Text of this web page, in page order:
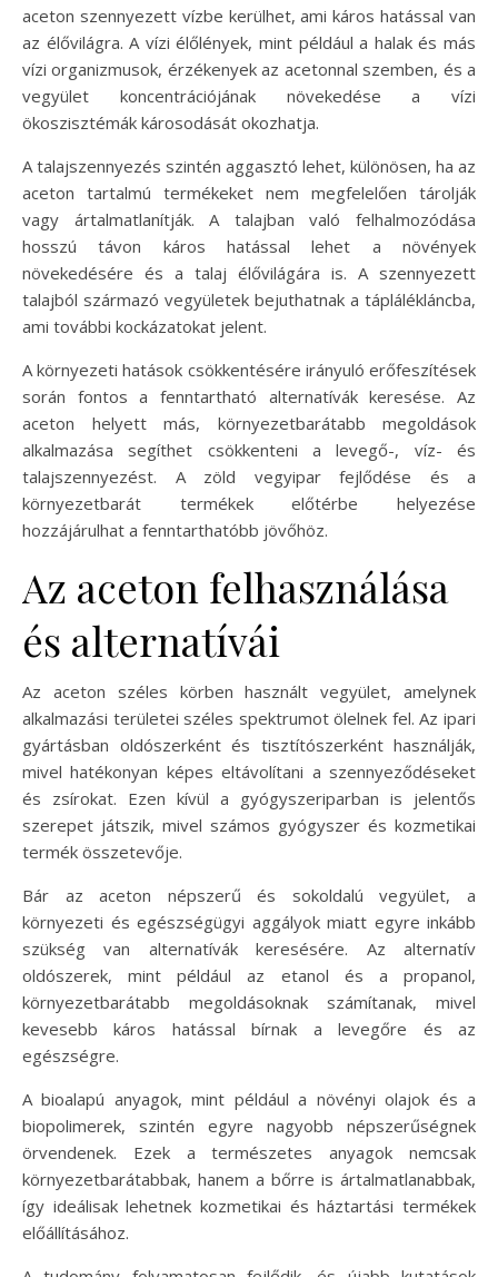
aceton szennyezett vízbe kerülhet, ami káros hatással van
az élővilágra. A vízi élőlények, mint például a halak és más
vízi organizmusok, érzékenyek az acetonnal szemben, és a
vegyület koncentrációjának növekedése a vízi
ökoszisztémák károsodását okozhatja.
A talajszennyezés szintén aggasztó lehet, különösen, ha az
aceton tartalmú termékeket nem megfelelően tárolják
vagy ártalmatlanítják. A talajban való felhalmozódása
hosszú távon káros hatással lehet a növények
növekedésére és a talaj élővilágára is. A szennyezett
talajból származó vegyületek bejuthatnak a táplálékláncba,
ami további kockázatokat jelent.
A környezeti hatások csökkentésére irányuló erőfeszítések
során fontos a fenntartható alternatívák keresése. Az
aceton helyett más, környezetbarátabb megoldások
alkalmazása segíthet csökkenteni a levegő-, víz- és
talajszennyezést. A zöld vegyipar fejlődése és a
környezetbarát termékek előtérbe helyezése
hozzájárulhat a fenntarthatóbb jövőhöz.
Az aceton felhasználása
és alternatívái
Az aceton széles körben használt vegyület, amelynek
alkalmazási területei széles spektrumot ölelnek fel. Az ipari
gyártásban oldószerként és tisztítószerként használják,
mivel hatékonyan képes eltávolítani a szennyeződéseket
és zsírokat. Ezen kívül a gyógyszeriparban is jelentős
szerepet játszik, mivel számos gyógyszer és kozmetikai
termék összetevője.
Bár az aceton népszerű és sokoldalú vegyület, a
környezeti és egészségügyi aggályok miatt egyre inkább
szükség van alternatívák keresésére. Az alternatív
oldószerek, mint például az etanol és a propanol,
környezetbarátabb megoldásoknak számítanak, mivel
kevesebb káros hatással bírnak a levegőre és az
egészségre.
A bioalapú anyagok, mint például a növényi olajok és a
biopolimerek, szintén egyre nagyobb népszerűségnek
örvendenek. Ezek a természetes anyagok nemcsak
környezetbarátabbak, hanem a bőrre is ártalmatlanabbak,
így ideálisak lehetnek kozmetikai és háztartási termékek
előállításához.